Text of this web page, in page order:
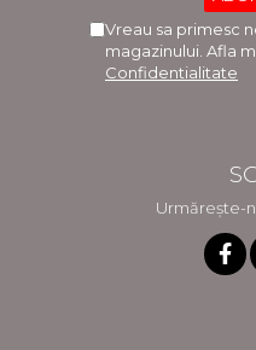
Vreau sa primesc
magazinului. Afla
Confidentialitate
Urmărește-